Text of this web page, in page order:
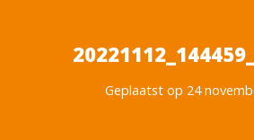
Geplaatst op 24